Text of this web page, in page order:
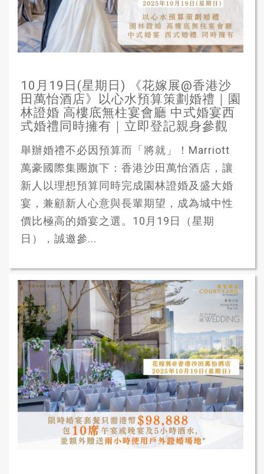
10月19日(星期日) 《花嫁展@香港沙
田萬怡酒店》以心水預算策劃婚禮｜園
林證婚 高樓底無柱宴會廳 中式婚宴西
式婚禮同時擁有｜立即登記親身參觀
舉辦婚禮不必因預算而「將就」！Marriott
萬豪國際集團旗下：香港沙田萬怡酒店，讓
新人以理想預算同時完成園林證婚及盛大婚
宴，兼顧新人心意與長輩期望，成為城中性
價比極高的婚宴之選。10月19日（星期
日），誠邀參...